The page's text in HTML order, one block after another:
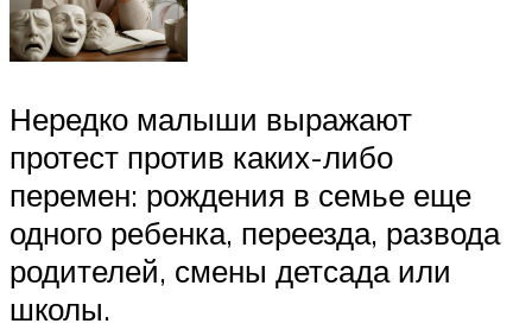
Нередко малыши выражают
протест против каких-либо
перемен: рождения в семье еще
одного ребенка, переезда, развода
родителей, смены детсада или
школы.